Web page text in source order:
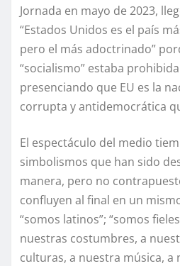
Jornada en mayo de 2023,
“Estados Unidos es el país
pero el más adoctrinado”
“socialismo” estaba
presenciando que EU es la
corrupta y antidemocrática
El espectáculo del medio
simbolismos que han sido
manera, pero no
confluyen al final en un
“somos latinos”; “somos
nuestras costumbres, a
culturas, a nuestra música, a